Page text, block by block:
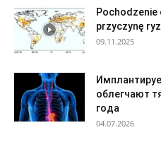
Pochodzenie
przyczynę
09.11.2025
облегчают
года
04.07.2026